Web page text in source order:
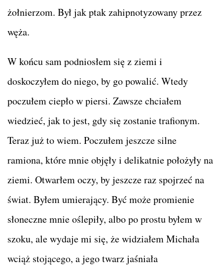
żołnierzom. Był jak ptak zahipnotyzowany przez
węża.
W końcu sam podniosłem się z ziemi i
doskoczyłem do niego, by go powalić. Wtedy
poczułem ciepło w piersi. Zawsze chciałem
wiedzieć, jak to jest, gdy się zostanie trafionym.
Teraz już to wiem. Poczułem jeszcze silne
ramiona, które mnie objęły i delikatnie położyły na
ziemi. Otwarłem oczy, by jeszcze raz spojrzeć na
świat. Byłem umierający. Być może promienie
słoneczne mnie oślepiły, albo po prostu byłem w
szoku, ale wydaje mi się, że widziałem Michała
wciąż stojącego, a jego twarz jaśniała